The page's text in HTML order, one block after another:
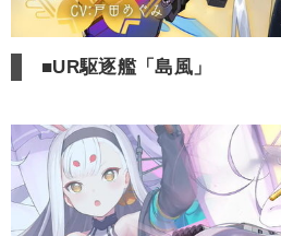
■UR駆逐艦「島風」